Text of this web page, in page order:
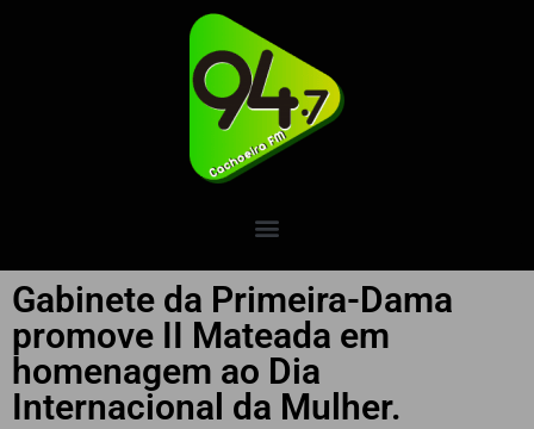
Gabinete da Primeira-Dama
promove II Mateada em
homenagem ao Dia
Internacional da Mulher.